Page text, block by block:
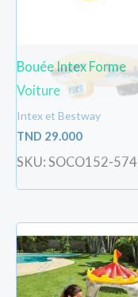
Bouée Intex Forme
Voiture
Intex et Bestway
TND 29.000
SKU: SOCO152-574
prix
initial
était :
TND